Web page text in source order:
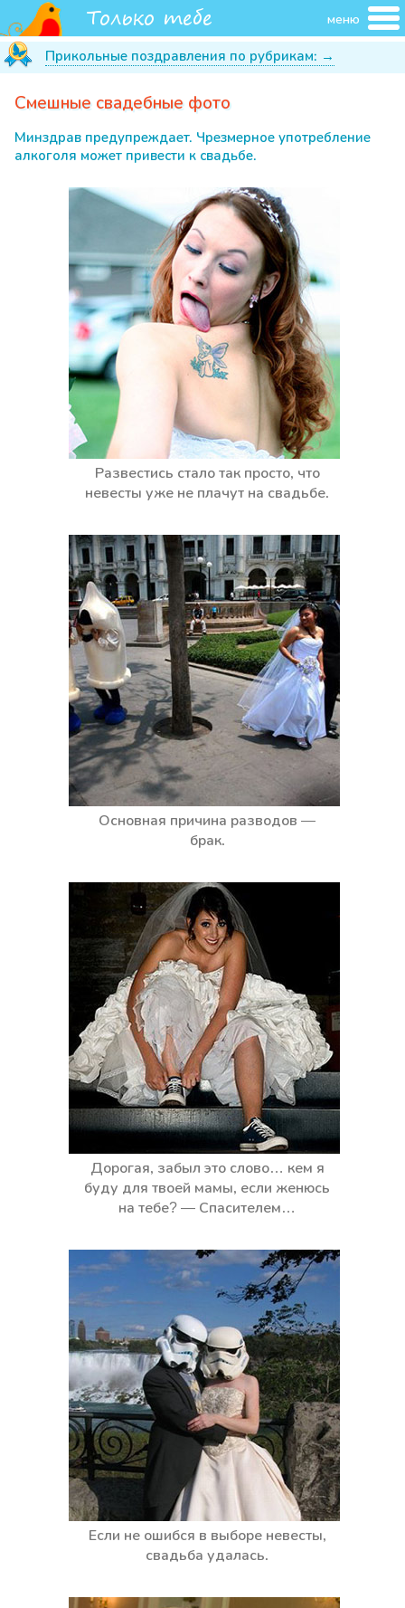
меню
Прикольные поздравления по рубрикам: →
Смешные свадебные фото
Минздрав предупреждает. Чрезмерное употребление
алкоголя может привести к свадьбе.
Развестись стало так просто, что
невесты уже не плачут на свадьбе.
Основная причина разводов —
брак.
Дорогая, забыл это слово… кем я
буду для твоей мамы, если женюсь
на тебе? — Спасителем…
Если не ошибся в выборе невесты,
свадьба удалась.